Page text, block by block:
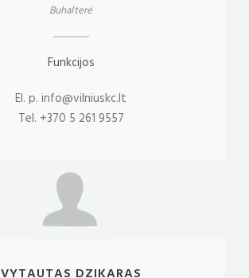
Buhalterė
Funkcijos
El. p. info@vilniuskc.lt
Tel. +370 5 261 9557